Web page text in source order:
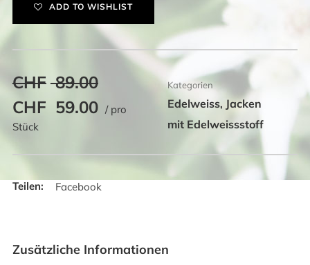
ADD TO WISHLIST
CHF 89.00
Ursprünglicher
Preis
war:
CHF 59.00 Preis
/ pro
Stück
Kategorien
Edelweiss, Jacken
mit Edelweissstoff
Facebook
Zusätzliche Informationen